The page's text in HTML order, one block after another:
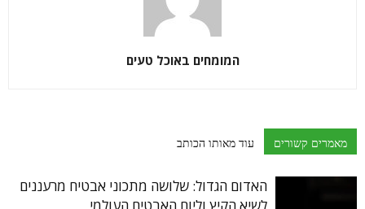
המומחים באוכל טעים
מאמרים קשורים עוד מאותו הכותב
האדום הגדול: שלושה מתכוני אבטיח מרעננים
לשיא הקיץ וליום האבטיח העולמי